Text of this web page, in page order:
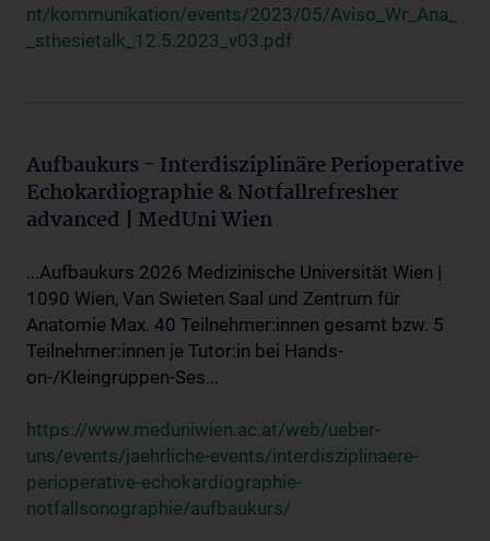
nt/kommunikation/events/2023/05/Aviso_Wr_Ana_
_sthesietalk_12.5.2023_v03.pdf
Aufbaukurs - Interdisziplinäre Perioperative
Echokardiographie & Notfallrefresher
advanced | MedUni Wien
...Aufbaukurs 2026 Medizinische Universität Wien |
1090 Wien, Van Swieten Saal und Zentrum für
Anatomie Max. 40 Teilnehmer:innen gesamt bzw. 5
Teilnehmer:innen je Tutor:in bei Hands-
on-/Kleingruppen-Ses...
https://www.meduniwien.ac.at/web/ueber-
uns/events/jaehrliche-events/interdisziplinaere-
perioperative-echokardiographie-
notfallsonographie/aufbaukurs/